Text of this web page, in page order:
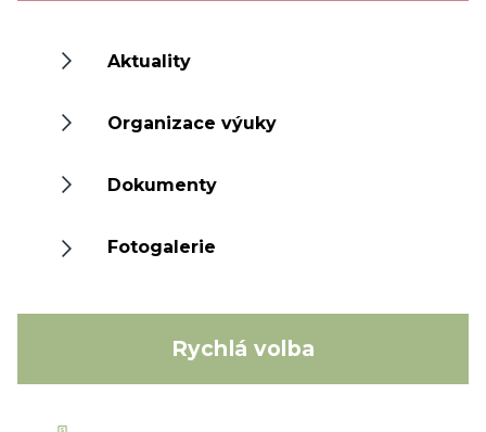
Aktuality
Organizace výuky
Dokumenty
Fotogalerie
Rychlá volba